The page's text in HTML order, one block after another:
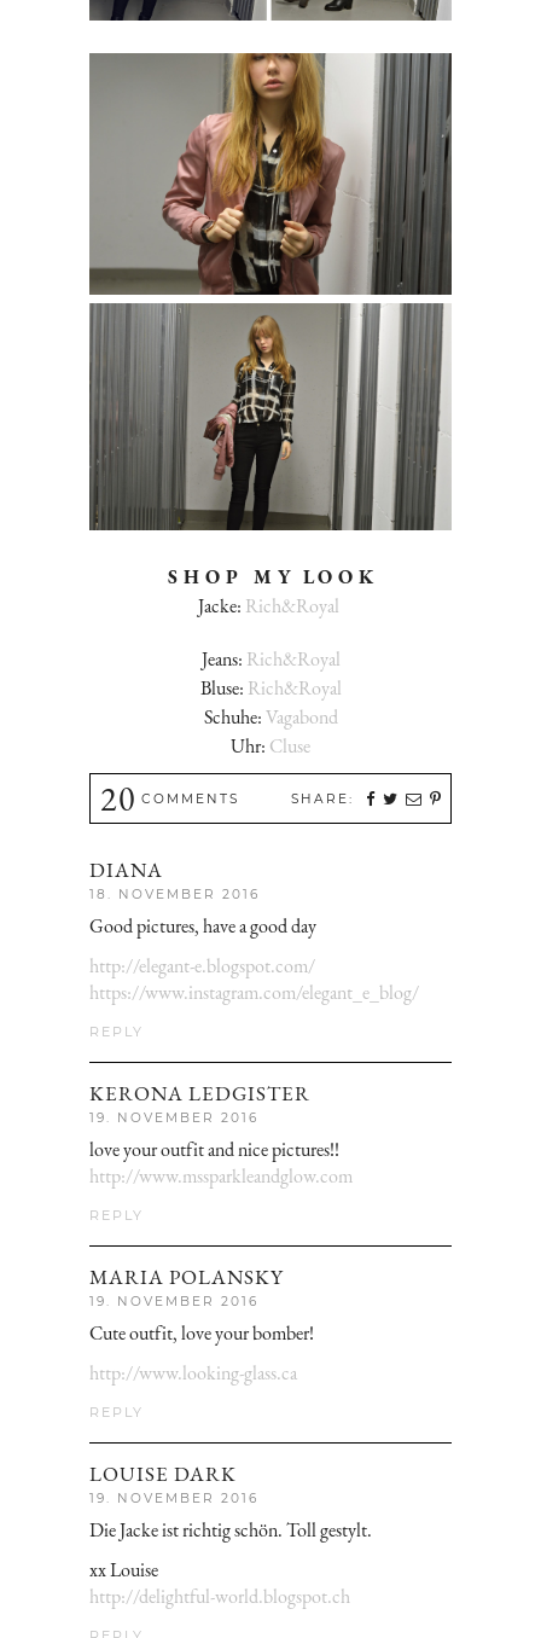
S H O P M Y L O O K
Jacke: Rich&Royal
Jeans: Rich&Royal
Bluse: Rich&Royal
Schuhe:Vagabond
Uhr: Cluse
20 COMMENTS SHARE:
DIANA
18. NOVEMBER 2016
Good pictures, have a good day
http://elegant-e.blogspot.com/
https://www.instagram.com/elegant_e_blog/
REPLY
KERONA LEDGISTER
19. NOVEMBER 2016
love your outfit and nice pictures!!
http://www.mssparkleandglow.com
REPLY
MARIA POLANSKY
19. NOVEMBER 2016
Cute outfit, love your bomber!
http://www.looking-glass.ca
REPLY
LOUISE DARK
19. NOVEMBER 2016
Die Jacke ist richtig schön. Toll gestylt.
xx Louise
http://delightful-world.blogspot.ch